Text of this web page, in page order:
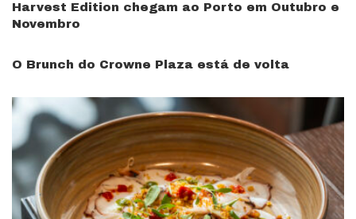
Harvest Edition chegam ao Porto em Outubro e
Novembro
O Brunch do Crowne Plaza está de volta